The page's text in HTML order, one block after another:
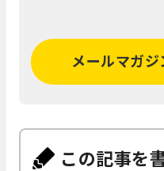
メールマガ
この記事を